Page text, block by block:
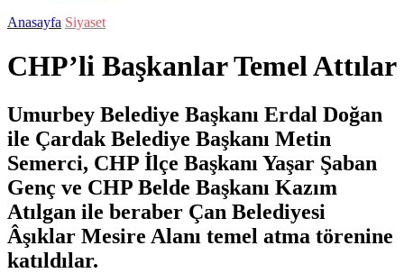
Anasayfa Siyaset
CHP’li Başkanlar Temel Attılar
Umurbey Belediye Başkanı Erdal Doğan
ile Çardak Belediye Başkanı Metin
Semerci, CHP İlçe Başkanı Yaşar Şaban
Genç ve CHP Belde Başkanı Kazım
Atılgan ile beraber Çan Belediyesi
Âşıklar Mesire Alanı temel atma törenine
katıldılar.